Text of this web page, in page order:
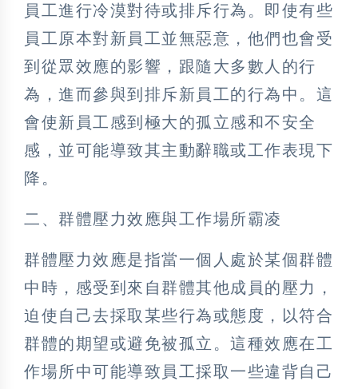
員工進行冷漠對待或排斥行為。即使有些
員工原本對新員工並無惡意，他們也會受
到從眾效應的影響，跟隨大多數人的行
為，進而參與到排斥新員工的行為中。這
會使新員工感到極大的孤立感和不安全
感，並可能導致其主動辭職或工作表現下
降。
二、群體壓力效應與工作場所霸凌
群體壓力效應是指當一個人處於某個群體
中時，感受到來自群體其他成員的壓力，
迫使自己去採取某些行為或態度，以符合
群體的期望或避免被孤立。這種效應在工
作場所中可能導致員工採取一些違背自己